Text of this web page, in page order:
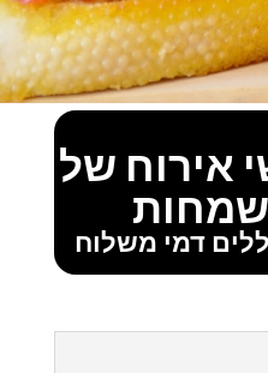
אירוח של
דמי משלוח